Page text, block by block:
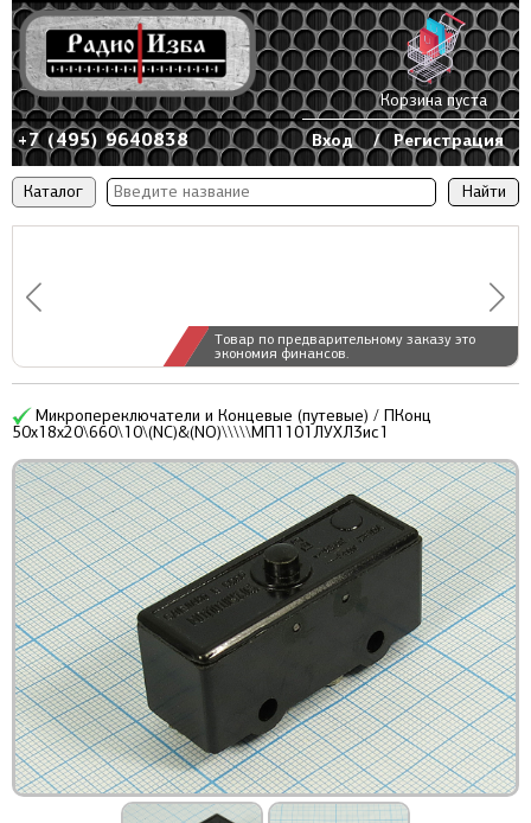
Каталог
Товар по предварительному заказу это
экономия финансов.
+7 (495) 9640838 Вход / Регистрация
Корзина пуста
Микропереключатели и Концевые (путевые) / ПКонц
50x18x20\660\10\(NC)&(NO)\\\\\МП1101ЛУХЛ3ис1